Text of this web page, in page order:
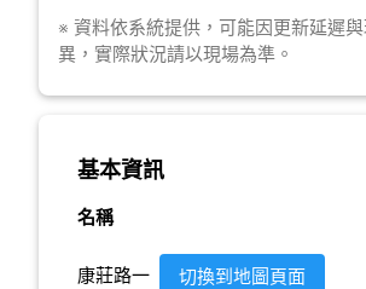
※ 資料依系統提供，可能因更新延遲
異，實際狀況請以現場為準。
基本資訊
名稱
康莊路一 切換到地圖頁面